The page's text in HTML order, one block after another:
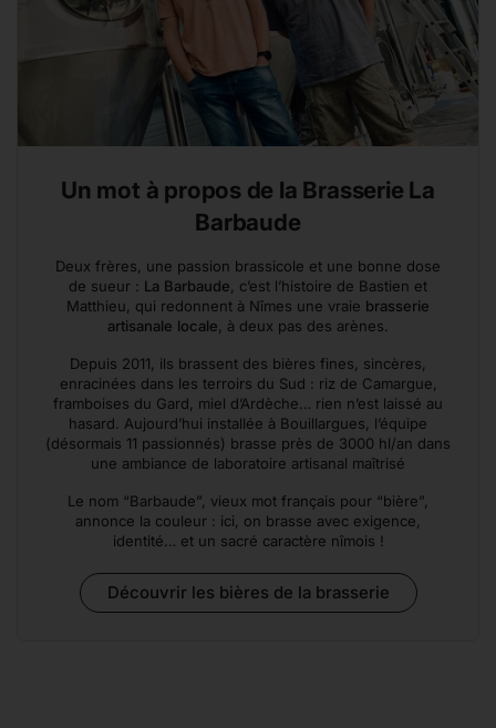
Un mot à propos de la Brasserie La
Barbaude
Deux frères, une passion brassicole et une bonne dose
de sueur : La Barbaude , c’est l’histoire de Bastien et
Matthieu, qui redonnent à Nîmes une vraie brasserie
artisanale locale , à deux pas des arènes.
Depuis 2011, ils brassent des bières fines, sincères,
enracinées dans les terroirs du Sud : riz de Camargue,
framboises du Gard, miel d’Ardèche… rien n’est laissé au
hasard. Aujourd’hui installée à Bouillargues, l’équipe
(désormais 11 passionnés) brasse près de 3000 hl/an dans
une ambiance de laboratoire artisanal maîtrisé
Le nom “Barbaude”, vieux mot français pour “bière”,
annonce la couleur : ici, on brasse avec exigence,
identité… et un sacré caractère nîmois !
Découvrir les bières de la brasserie